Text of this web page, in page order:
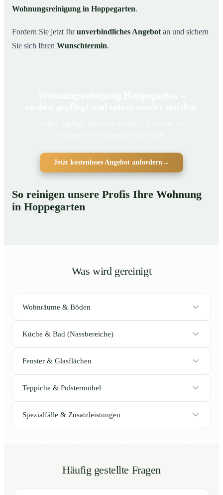
Wohnungsreinigung in Hoppegarten.
Fordern Sie jetzt Ihrunverbindliches Angebot an und sichern
Sie sich Ihren Wunschtermin.
Jetzt kostenloses Angebot anfordern→
So reinigen unsere Profis Ihre Wohnung
in Hoppegarten
Was wird gereinigt
Wohnräume & Böden
Küche & Bad (Nassbereiche)
Fenster & Glasflächen
Teppiche & Polstermöbel
Spezialfälle & Zusatzleistungen
Häufig gestellte Fragen